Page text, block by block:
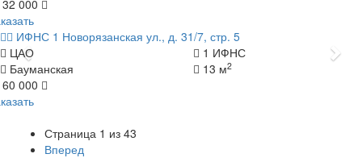
32 000
ИФНС 1 Новорязанская ул., д. 31/7, стр. 5
Назад
ЦАО
1 ИФНС
Бауманская
13 м2
60 000
Страница 1 из 43
Вперед